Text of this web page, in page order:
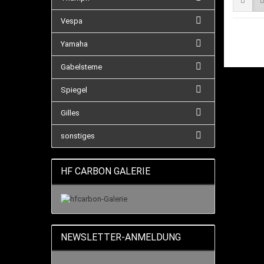
Vespa
Yamaha
Gabelsterne
Spiegel
Gilles
sonstiges
HF CARBON GALERIE
NEWSLETTER-ANMELDUNG